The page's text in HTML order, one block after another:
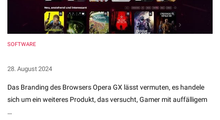
SOFTWARE
28. August 2024
Das Branding des Browsers Opera GX lässt vermuten, es handele
sich um ein weiteres Produkt, das versucht, Gamer mit auffälligem
…